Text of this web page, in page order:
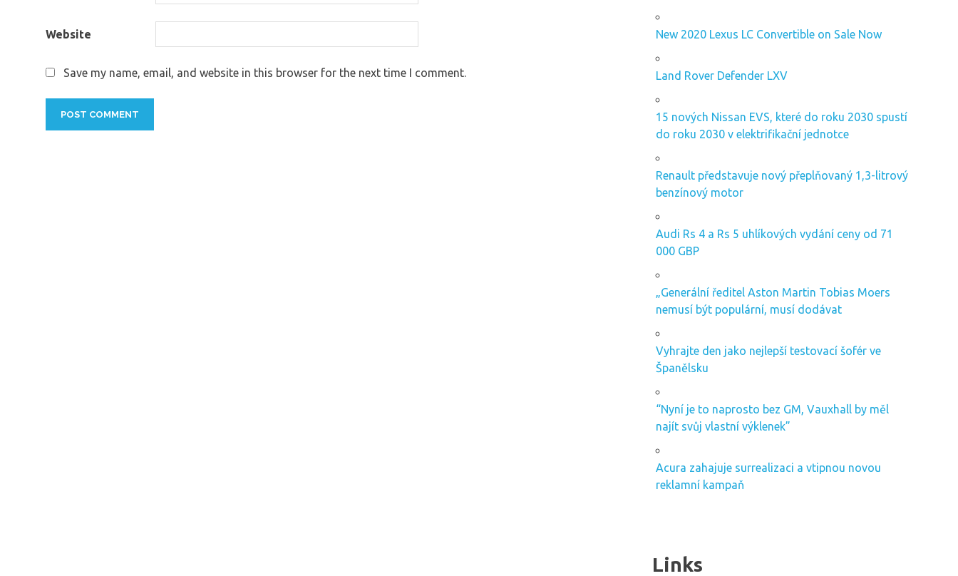
Website
Save my name, email, and website in this browser for the next time I comment.
New 2020 Lexus LC Convertible on Sale Now
Land Rover Defender LXV
15 nových Nissan EVS, které do roku 2030 spustí
do roku 2030 v elektrifikační jednotce
Renault představuje nový přeplňovaný 1,3-litrový
benzínový motor
Audi Rs 4 a Rs 5 uhlíkových vydání ceny od 71
000 GBP
„Generální ředitel Aston Martin Tobias Moers
nemusí být populární, musí dodávat
Vyhrajte den jako nejlepší testovací šofér ve
Španělsku
“Nyní je to naprosto bez GM, Vauxhall by měl
najít svůj vlastní výklenek”
Acura zahajuje surrealizaci a vtipnou novou
reklamní kampaň
Links